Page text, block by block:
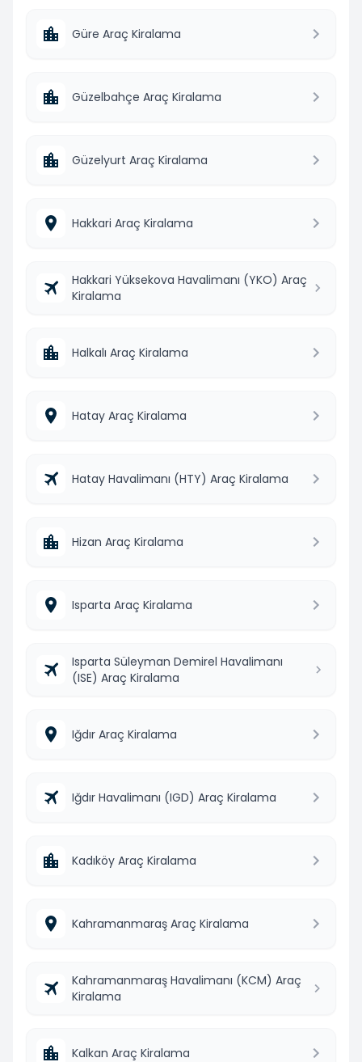
Güre Araç Kiralama
Güzelbahçe Araç Kiralama
Güzelyurt Araç Kiralama
Hakkari Araç Kiralama
Hakkari Yüksekova Havalimanı (YKO) Araç
Kiralama
Halkalı Araç Kiralama
Hatay Araç Kiralama
Hatay Havalimanı (HTY) Araç Kiralama
Hizan Araç Kiralama
Isparta Araç Kiralama
Isparta Süleyman Demirel Havalimanı
(ISE) Araç Kiralama
Iğdır Araç Kiralama
Iğdır Havalimanı (IGD) Araç Kiralama
Kadıköy Araç Kiralama
Kahramanmaraş Araç Kiralama
Kahramanmaraş Havalimanı (KCM) Araç
Kiralama
Kalkan Araç Kiralama